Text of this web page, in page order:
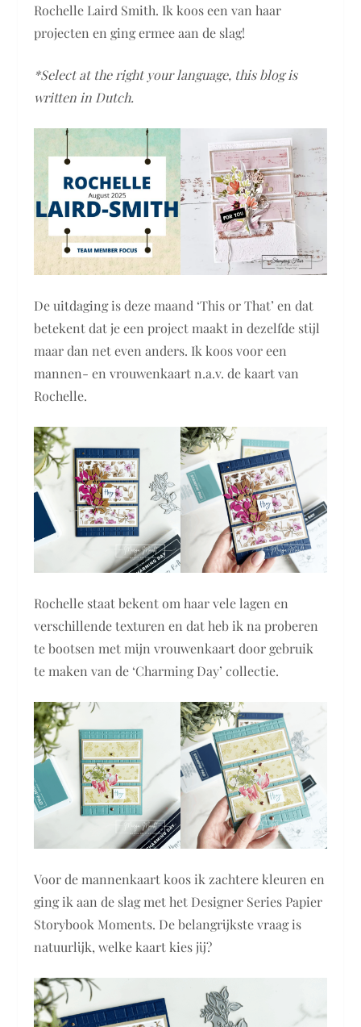
Rochelle Laird Smith. Ik koos een van haar
projecten en ging ermee aan de slag!
*Select at the right your language, this blog is
written in Dutch.
De uitdaging is deze maand ‘This or That’ en dat
betekent dat je een project maakt in dezelfde stijl
maar dan net even anders. Ik koos voor een
mannen- en vrouwenkaart n.a.v. de kaart van
Rochelle.
Rochelle staat bekent om haar vele lagen en
verschillende texturen en dat heb ik na proberen
te bootsen met mijn vrouwenkaart door gebruik
te maken van de ‘Charming Day’ collectie.
Voor de mannenkaart koos ik zachtere kleuren en
ging ik aan de slag met het Designer Series Papier
Storybook Moments. De belangrijkste vraag is
natuurlijk, welke kaart kies jij?